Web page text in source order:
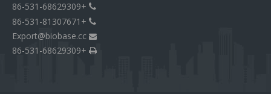

+86-531-68629309

+86-531-81307671

Export@biobase.cc

+86-531-68629309